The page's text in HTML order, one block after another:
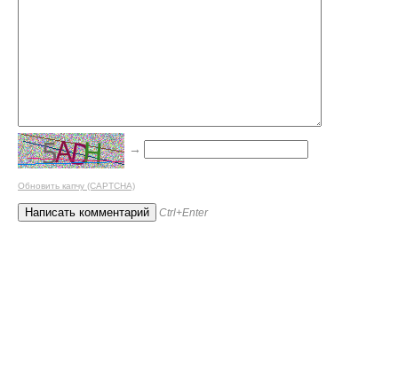
→
Обновить капчу (CAPTCHA)
Ctrl+Enter